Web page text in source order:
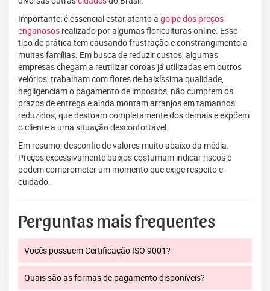
Importante: é essencial estar atento a golpe dos preços
enganosos realizado por algumas floriculturas online. Esse
tipo de prática tem causando frustração e constrangimento a
muitas famílias. Em busca de reduzir custos, algumas
empresas chegam a reutilizar coroas já utilizadas em outros
velórios, trabalham com flores de baixíssima qualidade,
negligenciam o pagamento de impostos, não cumprem os
prazos de entrega e ainda montam arranjos em tamanhos
reduzidos, que destoam completamente dos demais e expõem
o cliente a uma situação desconfortável.
Em resumo, desconfie de valores muito abaixo da média.
Preços excessivamente baixos costumam indicar riscos e
podem comprometer um momento que exige respeito e
cuidado.
Perguntas mais frequentes
Vocês possuem Certificação ISO 9001?
Quais são as formas de pagamento disponíveis?